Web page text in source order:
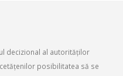
decizional al autorităților